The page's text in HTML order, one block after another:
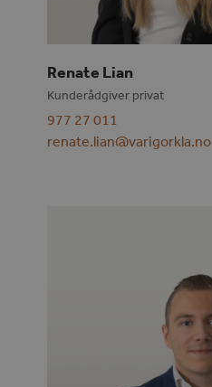
Renate Lian
Kunderådgiver privat
977 27 011
renate.lian@varigorkla.no